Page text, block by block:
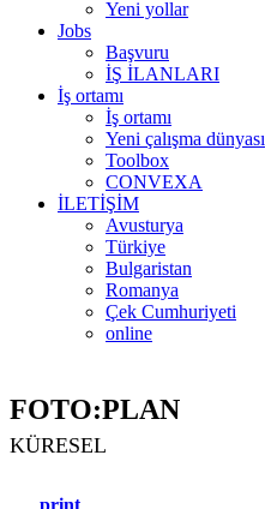
Yeni yollar
Jobs
Başvuru
İŞ İLANLARI
İş ortamı
İş ortamı
Yeni çalışma dünyası
Toolbox
CONVEXA
İLETİŞİM
Avusturya
Türkiye
Bulgaristan
Romanya
Çek Cumhuriyeti
online
FOTO:PLAN
KÜRESEL
print